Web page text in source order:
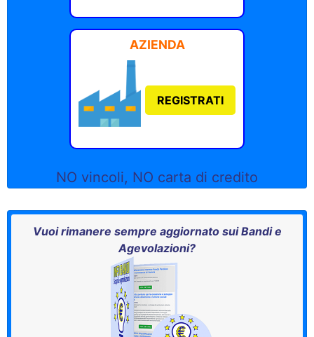
AZIENDA
REGISTRATI
NO vincoli, NO carta di credito
Vuoi rimanere sempre aggiornato sui Bandi e
Agevolazioni?